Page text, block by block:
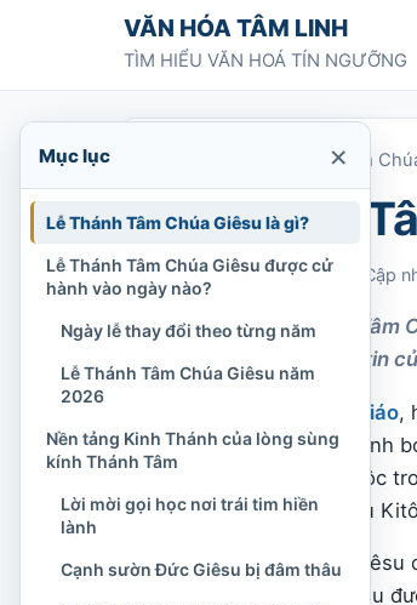
Chuyển tới nội dungVĂN HÓA TÂM LINH
TÌM HIỂU VĂN HOÁ TÍN NGƯỠNG
Lễ Thánh Tâm
Lễ Thánh
Chi Tran 03/04/2023 Cập
Tìm hiểu Lễ Thánh Tâm
trong đời sống đức tin
Công giáo,
thập giá, được bao quanh
quen thuộc
tình yêu của Đức Giêsu
Lễ Thánh Tâm Chúa
Kitô, đặc biệt là tình yêu
Mục lục ×
Lễ Thánh Tâm Chúa Giêsu là gì?
Lễ Thánh Tâm Chúa Giêsu được cử
hành vào ngày nào?
Ngày lễ thay đổi theo từng năm
Lễ Thánh Tâm Chúa Giêsu năm
2026
Nền tảng Kinh Thánh của lòng sùng
kính Thánh Tâm
Lời mời gọi học nơi trái tim hiền
lành
Cạnh sườn Đức Giêsu bị đâm thâu